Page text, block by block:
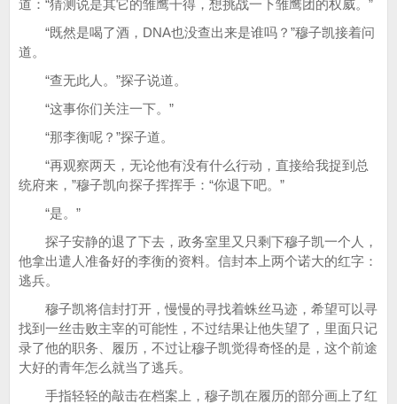
道：“猜测说是其它的雏鹰干得，想挑战一下雏鹰团的权威。”
“既然是喝了酒，DNA也没查出来是谁吗？”穆子凯接着问
道。
“查无此人。”探子说道。
“这事你们关注一下。”
“那李衡呢？”探子道。
“再观察两天，无论他有没有什么行动，直接给我捉到总
统府来，”穆子凯向探子挥挥手：“你退下吧。”
“是。”
探子安静的退了下去，政务室里又只剩下穆子凯一个人，
他拿出遣人准备好的李衡的资料。信封本上两个诺大的红字：
逃兵。
穆子凯将信封打开，慢慢的寻找着蛛丝马迹，希望可以寻
找到一丝击败主宰的可能性，不过结果让他失望了，里面只记
录了他的职务、履历，不过让穆子凯觉得奇怪的是，这个前途
大好的青年怎么就当了逃兵。
手指轻轻的敲击在档案上，穆子凯在履历的部分画上了红